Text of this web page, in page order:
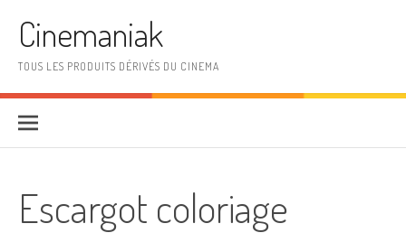
Cinemaniak
TOUS LES PRODUITS DÉRIVÉS DU CINEMA
Escargot coloriage